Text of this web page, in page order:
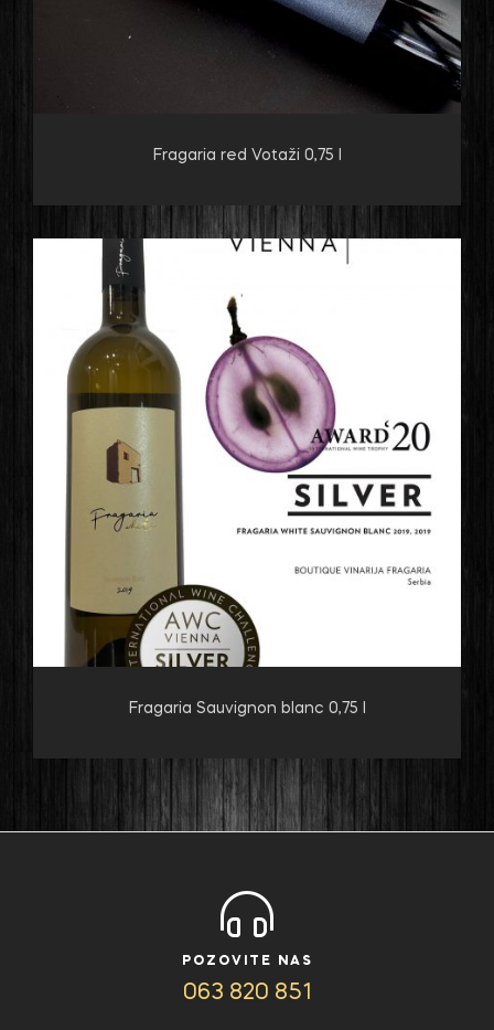
Fragaria red Votaži 0,75 l
Fragaria Sauvignon blanc 0,75 l
POZOVITE NAS
063 820 851